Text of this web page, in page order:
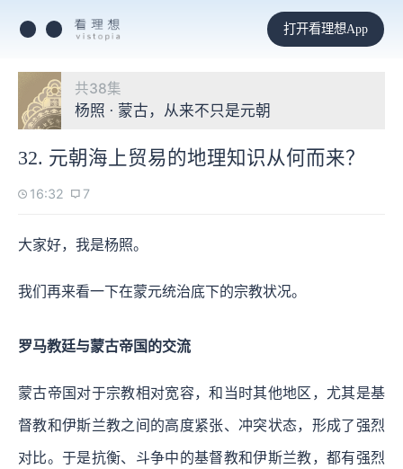
打开看理想App
共38集
杨照 · 蒙古，从来不只是元朝
32. 元朝海上贸易的地理知识从何而来？
16:32 7
大家好，我是杨照。
我们再来看一下在蒙元统治底下的宗教状况。
罗马教廷与蒙古帝国的交流
蒙古帝国对于宗教相对宽容，和当时其他地区，尤其是基
督教和伊斯兰教之间的高度紧张、冲突状态，形成了强烈
对比。于是抗衡、斗争中的基督教和伊斯兰教，都有强烈